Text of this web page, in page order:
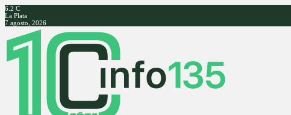
6.2 C
La Plata
7 agosto, 2026
Facebook
Twitter
Instagram
Youtube